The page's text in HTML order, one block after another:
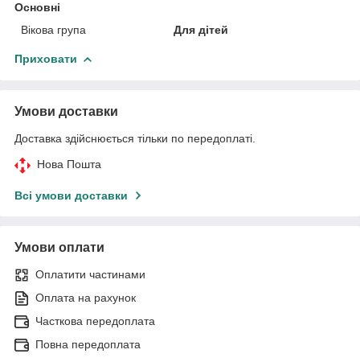
Основні
Вікова група
Для дітей
Приховати
Умови доставки
Доставка здійснюється тільки по передоплаті.
Нова Пошта
Всі умови доставки
Умови оплати
Оплатити частинами
Оплата на рахунок
Часткова передоплата
Повна передоплата